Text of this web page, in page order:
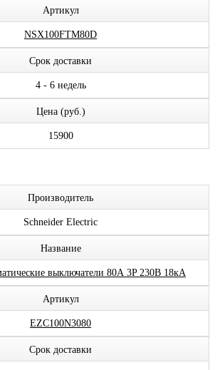
Артикул
NSX100FTM80D
Срок доставки
4 - 6 недель
Цена (руб.)
15900
Производитель
Schneider Electric
Название
выключатели 80А 3P 230В 18кА
Артикул
EZC100N3080
Срок доставки